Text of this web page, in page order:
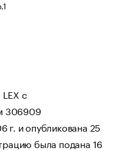
с
306909
г. и опубликована 25
была подана 16